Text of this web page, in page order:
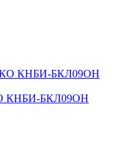
КНБИ-БКЛ09ОН